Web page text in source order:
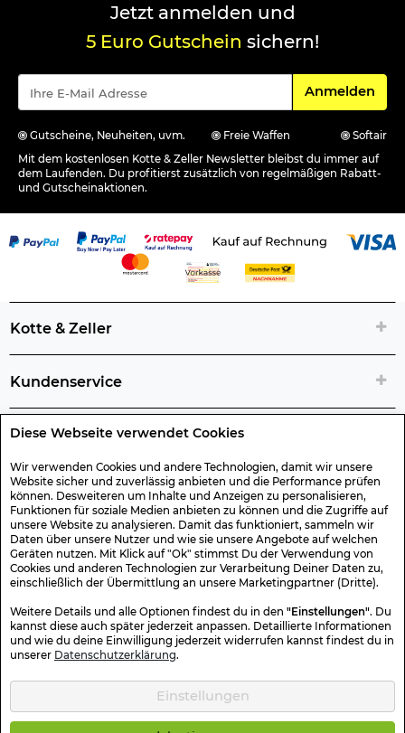
Diese Webseite verwendet Cookies
Wir verwenden Cookies und andere Technologien, damit wir unsere
Website sicher und zuverlässig anbieten und die Performance prüfen
können. Desweiteren um Inhalte und Anzeigen zu personalisieren,
Funktionen für soziale Medien anbieten zu können und die Zugriffe auf
unsere Website zu analysieren. Damit das funktioniert, sammeln wir
Daten über unsere Nutzer und wie sie unsere Angebote auf welchen
Geräten nutzen. Mit Klick auf "Ok" stimmst Du der Verwendung von
Cookies und anderen Technologien zur Verarbeitung Deiner Daten zu,
einschließlich der Übermittlung an unsere Marketingpartner (Dritte).
Weitere Details und alle Optionen findest du in den "Einstellungen". Du
kannst diese auch später jederzeit anpassen. Detaillierte Informationen
und wie du deine Einwilligung jederzeit widerrufen kannst findest du in
unserer Datenschutzerklärung.
Einstellungen
Jetzt anmelden und
5 Euro Gutschein sichern!
Für den
Anmelden
Gutscheine, Neuheiten, uvm. Freie Waffen
Softair
Mit dem kostenlosen Kotte & Zeller Newsletter bleibst du immer auf
dem Laufenden. Du profitierst zusätzlich von regelmäßigen Rabatt-
und Gutscheinaktionen.
Kotte & Zeller
Kundenservice
Rechtliche Artikelinfos
Geschenk-Gutscheine
Versand & Rücksendung
Sicher Einkaufen
Kotte & Zeller 2026 © Alle Rechte vorbehalten. Die durchgestrichenen
Preise entsprechen dem bisherigen Preis.